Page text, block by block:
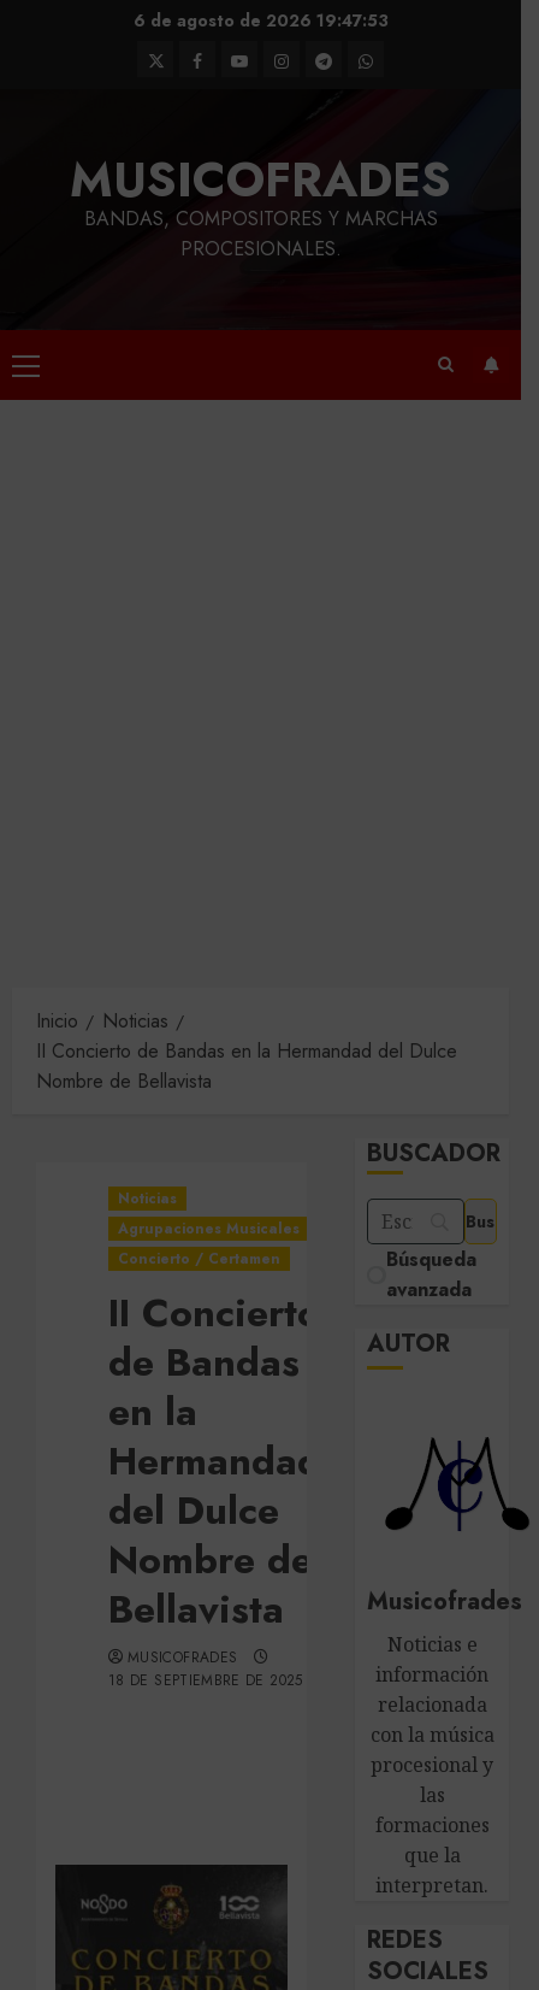
6 de agosto de 2026 19:47:54
TwitterFacebook
YoutubeInstagram
TelegramWhatsApp
MUSICOFRADES
BANDAS, COMPOSITORES Y MARCHAS
PROCESIONALES.
Menú
principal
Inicio
Noticias
II Concierto de Bandas en la Hermandad del Dulce
Nombre de Bellavista
Noticias
Agrupaciones Musicales
Concierto / Certamen
II Concierto
de Bandas
en la
Hermandad
del Dulce
Nombre de
Bellavista
MUSICOFRADES
18 DE SEPTIEMBRE DE 2025
BUSCADOR
Búsqueda
avanzada
AUTOR
Musicofrades
Noticias e
información
relacionada
con la música
procesional y
las
formaciones
que la
interpretan.
REDES
SOCIALES